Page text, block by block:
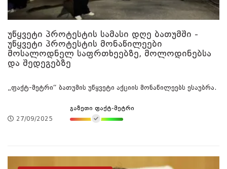
უწყვეტი პროტესტის სამასი დღე ბათუმში -
უწყვეტი პროტესტის მონაწილეები
მოსალოდნელ საფრთხეებზე, მოლოდინებსა
და შედეგებზე
„ფაქტ-მეტრი“ ბათუმის უწყვეტი აქციის მონაწილეებს ესაუბრა.
27/09/2025
გაზეთი ფაქტ-მეტრი